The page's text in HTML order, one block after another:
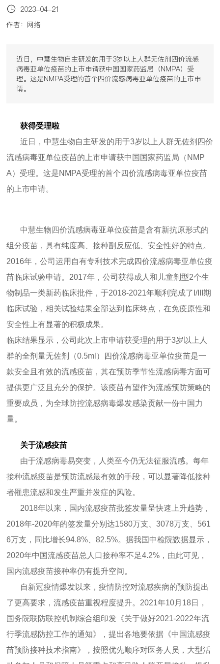
2023-04-21
作者：网络
近日，中慧生物自主研发的用于3岁以上人群无佐剂四价流感
病毒亚单位疫苗的上市申请获中国国家药监局（NMPA）受
理。这是NMPA受理的首个四价流感病毒亚单位疫苗的上市申
请。
获得受理啦
近日，中慧生物自主研发的用于3岁以上人群无佐剂四价
流感病毒亚单位疫苗的上市申请获中国国家药监局（NMP
A）受理。这是NMPA受理的首个四价流感病毒亚单位疫苗
的上市申请。
中慧生物四价流感病毒亚单位疫苗是含有新抗原形式的
组分疫苗，具有纯度高、接种副反应低、安全性好的特点。
2016年，公司运用自有专利技术完成四价流感病毒亚单位疫
苗临床试验申请。2017年，公司获得成人和儿童剂型2个生
物制品一类新药临床批件，于2018-2021年顺利完成了I/III期
临床试验，相关试验结果全部达到临床终点，在免疫原性和
安全性上有显著的积极成果。
临床结果显示，公司此次上市申请获受理的用于3岁以上人
群的全剂量无佐剂（0.5ml）四价流感病毒亚单位疫苗是一
款安全且有效的流感疫苗，其在预防季节性流感病毒方面可
提供更广泛且充分的保护。该疫苗有望作为流感预防策略的
重要成员，为全球防控流感病毒爆发感染贡献一份中国力
量。
关于流感疫苗
由于流感病毒易突变，人类至今仍无法征服流感。每年
接种流感疫苗是预防流感最有效的手段，可以显著降低接种
者罹患流感和发生严重并发症的风险。
2018年以来，国内流感疫苗批签发量呈快速上升趋势，
2018年-2020年的签发量分别达1580万支、3078万支、561
6万支，同比增长94.8%、82.5%。据我国中检院数据显示，
2020年中国流感疫苗总人口接种率不足4.2%，由此可见，
国内流感疫苗接种率仍有提升空间。
自新冠疫情爆发以来，疫情防控对流感疾病的预防提出
了更高要求，流感疫苗重视程度提升。2021年10月18日，
国务院联防联控机制综合组印发《关于做好2021-2022年流
行季流感防控工作的通知》，提出各地要依据《中国流感疫
苗预防接种技术指南》，按照优先顺序对医务人员，大型活